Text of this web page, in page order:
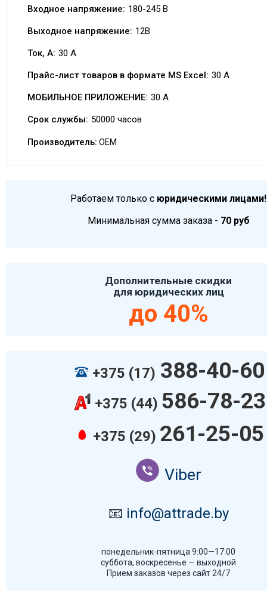
Входное напряжение: 180-245 В
Выходное напряжение: 12В
Ток, А: 30 A
Прайс-лист товаров в формате MS Excel: 30 A
МОБИЛЬНОЕ ПРИЛОЖЕНИЕ: 30 A
Срок службы: 50000 часов
Производитель: OEM
Работаем только с юридическими лицами!
Минимальная сумма заказа - 70 руб
Дополнительные скидки
для юридических лиц
до 40%
+375 (17) 388-40-60
+375 (44) 586-78-23
+375 (29) 261-25-05
Viber
📧 info@attrade.by
понедельник-пятница 9:00—17:00
суббота, воскресенье — выходной
Прием заказов через сайт 24/7